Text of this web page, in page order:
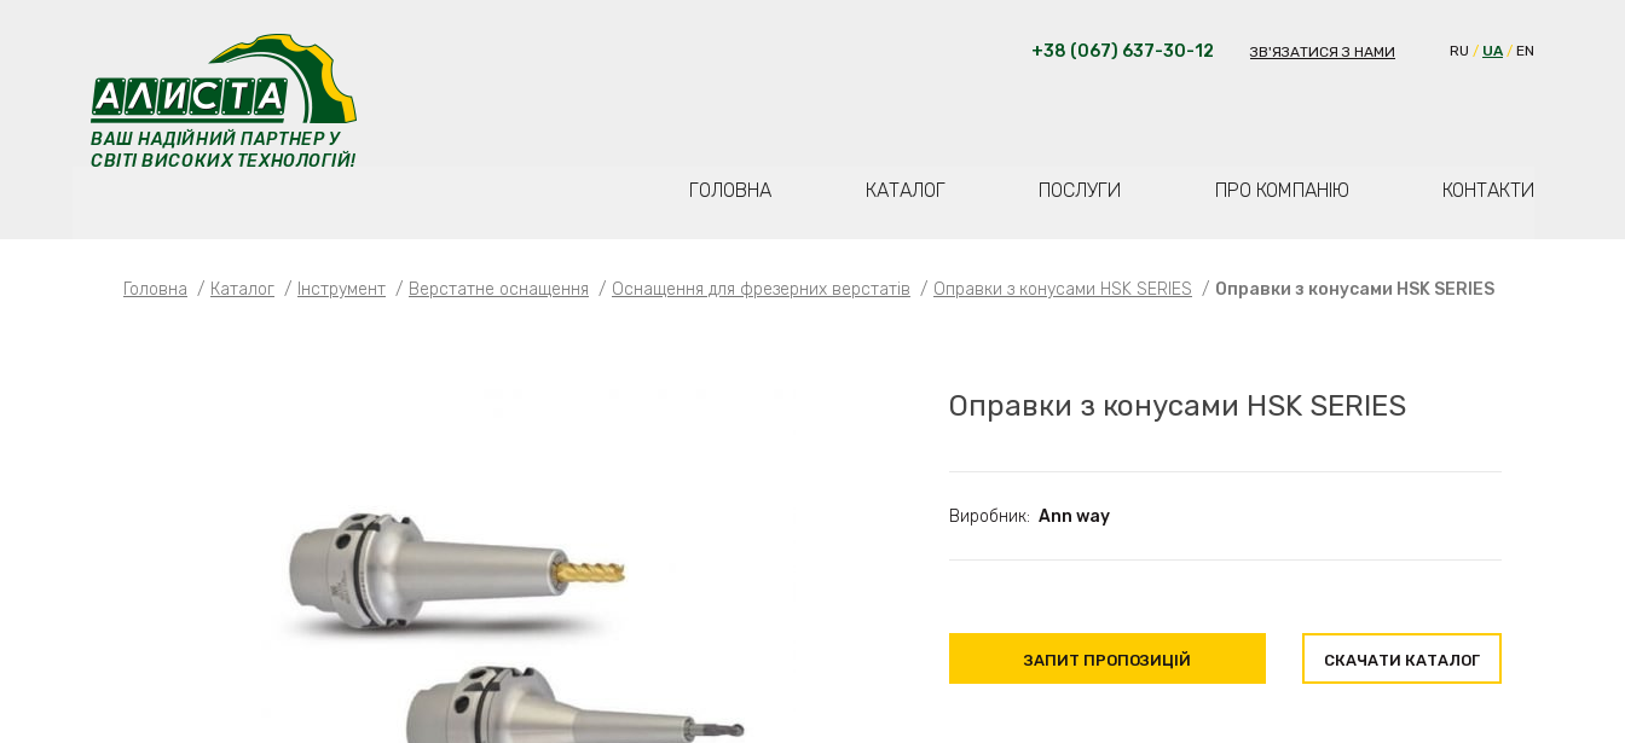
RU UA EN
ВАШ НАДІЙНИЙ ПАРТНЕР У
СВІТІ ВИСОКИХ ТЕХНОЛОГІЙ!
+38 (067) 637-30-12 ЗВ'ЯЗАТИСЯ З НАМИ
ГОЛОВНА КАТАЛОГ ПОСЛУГИ ПРО КОМПАНІЮ КОНТАКТИ
Головна / Каталог / Iнструмент / Верстатне оснащення / Оснащення для фрезерних верстатів / Оправки з конусами HSK SERIES / Оправки з конусами HSK SERIES
Оправки з конусами HSK SERIES
Виробник: Ann way
ЗАПИТ ПРОПОЗИЦІЙ СКАЧАТИ КАТАЛОГ